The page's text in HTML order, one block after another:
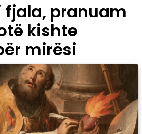
fjala, pranuam
kishte
mirësi